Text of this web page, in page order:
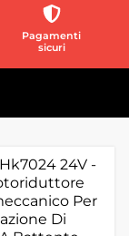
Pagamenti
sicuri